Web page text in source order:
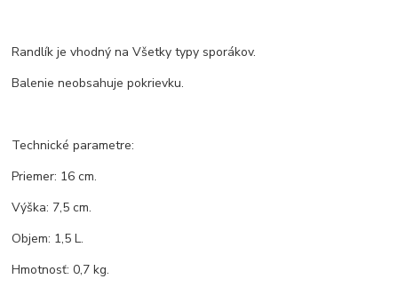
Randlík je vhodný na Všetky typy sporákov.
Balenie neobsahuje pokrievku.
Technické parametre:
Priemer: 16 cm.
Výška: 7,5 cm.
Objem: 1,5 L.
Hmotnosť: 0,7 kg.